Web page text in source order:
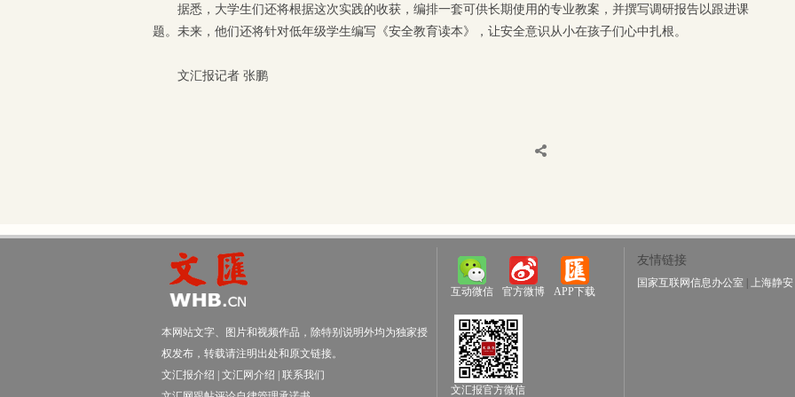
据悉，大学生们还将根据这次实践的收获，编排一套可供长期使用的专业教案，并撰写调研报告以跟进课
题。未来，他们还将针对低年级学生编写《安全教育读本》，让安全意识从小在孩子们心中扎根。
文汇报记者 张鹏
本网站文字、图片和视频作品，除特别说明外均为独家授
权发布，转载请注明出处和原文链接。
文汇报介绍
文汇网介绍
联系我们
互动微信 官方微博 APP下载
文汇报官方微信
友情链接
国家互联网信息办公室 上海静安